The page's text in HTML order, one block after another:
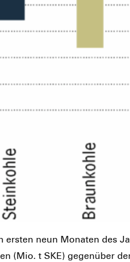
neun Mona­ten des
(Mio. t SKE) gegen­ü­ber